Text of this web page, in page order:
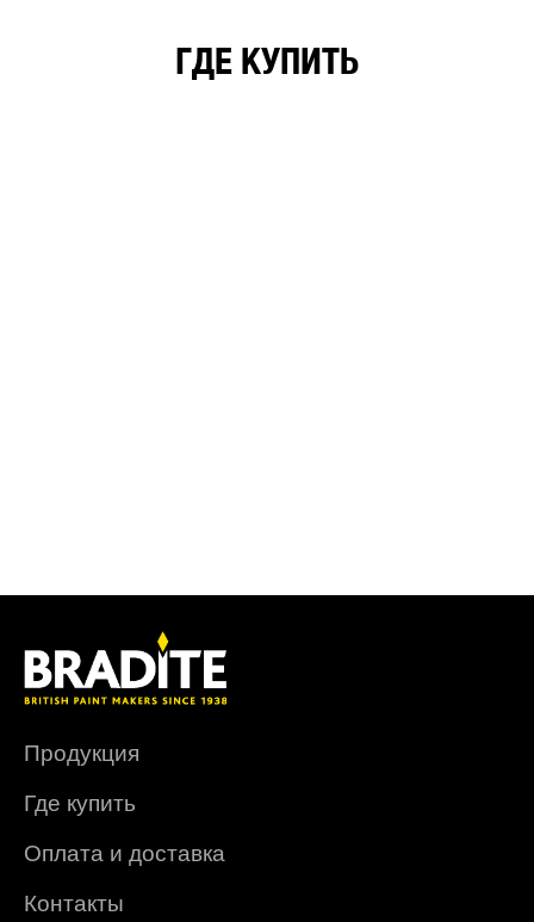
ГДЕ КУПИТЬ
Продукция
Где купить
Оплата и доставка
Контакты